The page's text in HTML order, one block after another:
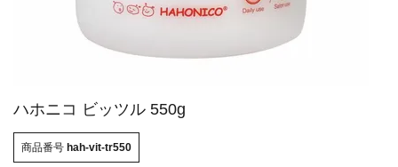
ハホニコ ビッツル 550g
商品番号 hah-vit-tr550